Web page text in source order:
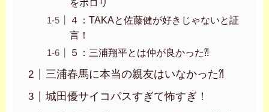
をポロリ
４：TAKAと佐藤健が好きじゃないと証
言！
５：三浦翔平とは仲が良かった⁈
三浦春馬に本当の親友はいなかった⁈
城田優サイコパスすぎて怖すぎ！